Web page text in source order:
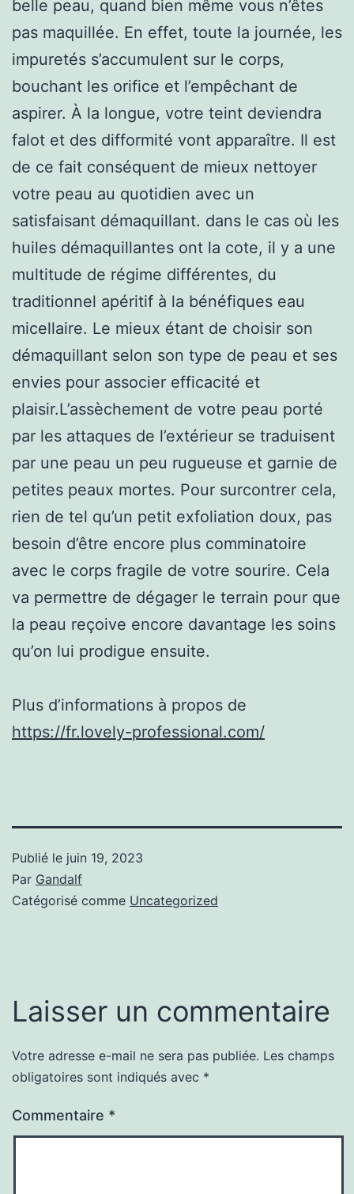
belle peau, quand bien même vous n’êtes
pas maquillée. En effet, toute la journée, les
impuretés s’accumulent sur le corps,
bouchant les orifice et l’empêchant de
aspirer. À la longue, votre teint deviendra
falot et des difformité vont apparaître. Il est
de ce fait conséquent de mieux nettoyer
votre peau au quotidien avec un
satisfaisant démaquillant. dans le cas où les
huiles démaquillantes ont la cote, il y a une
multitude de régime différentes, du
traditionnel apéritif à la bénéfiques eau
micellaire. Le mieux étant de choisir son
démaquillant selon son type de peau et ses
envies pour associer efficacité et
plaisir.L’assèchement de votre peau porté
par les attaques de l’extérieur se traduisent
par une peau un peu rugueuse et garnie de
petites peaux mortes. Pour surcontrer cela,
rien de tel qu’un petit exfoliation doux, pas
besoin d’être encore plus comminatoire
avec le corps fragile de votre sourire. Cela
va permettre de dégager le terrain pour que
la peau reçoive encore davantage les soins
qu’on lui prodigue ensuite.
Plus d’informations à propos de
https://fr.lovely-professional.com/
Publié le juin 19, 2023
Par Gandalf
Catégorisé comme Uncategorized
Laisser un commentaire
Votre adresse e-mail ne sera pas publiée. Les champs
obligatoires sont indiqués avec *
Commentaire *